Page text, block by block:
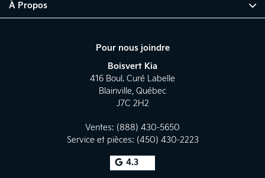
Pour nous joindre
Boisvert Kia
416 Boul. Curé Labelle
Blainville, Québec
J7C 2H2
Ventes: (888) 430-5650
Service et pièces: (450) 430-2223
4.3
À Propos